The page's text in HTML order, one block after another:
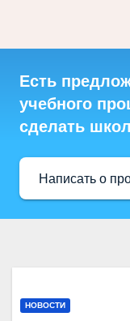
Есть
учебного
сделать
Написать о
НОВОСТИ